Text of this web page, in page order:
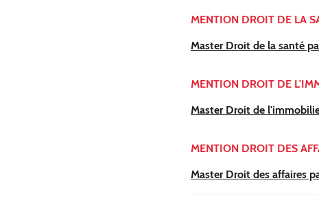
MENTION DROIT DE LA
Master Droit de la santé
MENTION DROIT DE
Master Droit de
MENTION DROIT DES
Master Droit des affaires